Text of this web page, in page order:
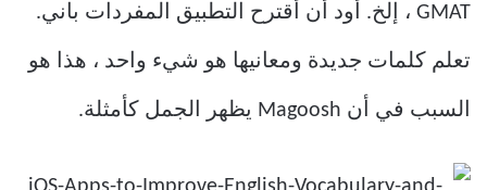
GMAT ، إلخ. أود أن أقترح التطبيق المفردات باني.
تعلم كلمات جديدة ومعانيها هو شيء واحد ، هذا هو
السبب في أن Magoosh يظهر الجمل كأمثلة.